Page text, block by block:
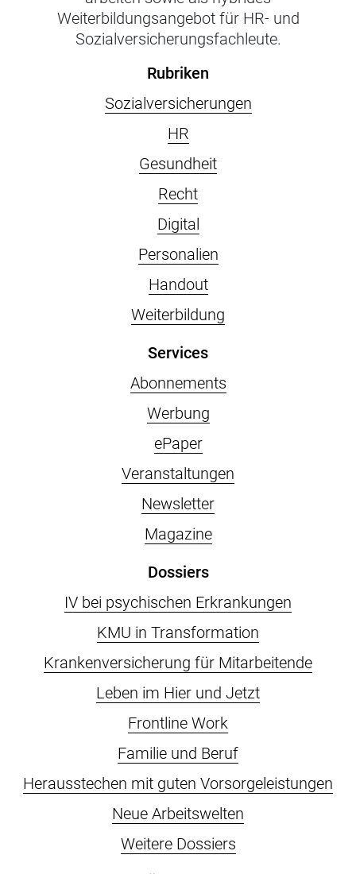
Weiterbildungsangebot für HR- und
Sozialversicherungsfachleute.
Rubriken
Sozialversicherungen
HR
Gesundheit
Recht
Digital
Personalien
Handout
Weiterbildung
Services
Abonnements
Werbung
ePaper
Veranstaltungen
Newsletter
Magazine
Dossiers
IV bei psychischen Erkrankungen
KMU in Transformation
Krankenversicherung für Mitarbeitende
Leben im Hier und Jetzt
Frontline Work
Familie und Beruf
Herausstechen mit guten Vorsorgeleistungen
Neue Arbeitswelten
Weitere Dossiers